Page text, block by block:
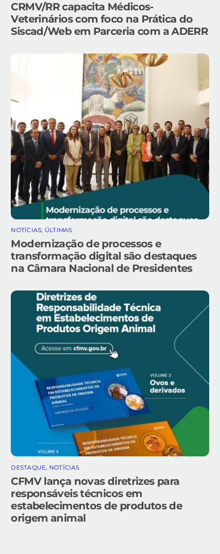
CRMV/RR capacita Médicos-
Veterinários com foco na Prática do
Siscad/Web em Parceria com a ADERR
NOTÍCIAS, ÚLTIMAS
Modernização de processos e
transformação digital são destaques
na Câmara Nacional de Presidentes
DESTAQUE, NOTÍCIAS
CFMV lança novas diretrizes para
responsáveis técnicos em
estabelecimentos de produtos de
origem animal